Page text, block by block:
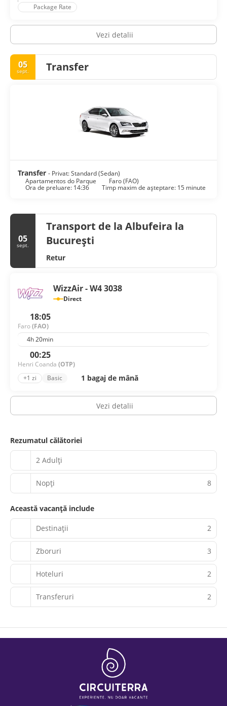
Package Rate
Vezi detalii
05
sept. Transfer
Transfer - Privat: Standard (Sedan)
Apartamentos do Parque
Faro (FAO)
Ora de preluare: 14:36 Timp maxim de așteptare: 15 minute
05
sept.
Transport de la Albufeira la
București
Retur
WizzAir - W4 3038
Direct
18:05
Faro(FAO)
4h 20min
00:25
Henri Coanda (OTP)
+1 zi
Basic 1 bagaj de mână
Vezi detalii
Rezumatul călătoriei
2 Adulți
Nopţi 8
Această vacanță include
Destinații 2
Zboruri 3
Hoteluri 2
Transferuri 2